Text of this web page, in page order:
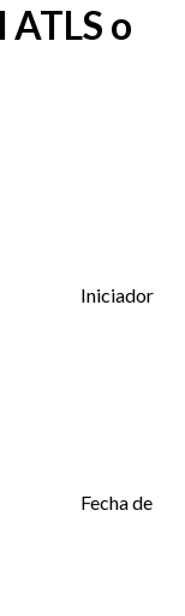
ATLS o
Iniciador
Fecha de